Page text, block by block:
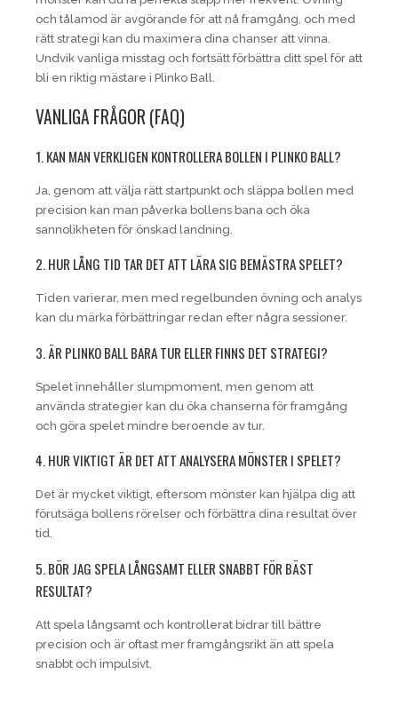
och tålamod är avgörande för att nå framgång, och med
rätt strategi kan du maximera dina chanser att vinna.
Undvik vanliga misstag och fortsätt förbättra ditt spel för att
bli en riktig mästare i Plinko Ball.
VANLIGA FRÅGOR (FAQ)
1. KAN MAN VERKLIGEN KONTROLLERA BOLLEN I PLINKO BALL?
Ja, genom att välja rätt startpunkt och släppa bollen med
precision kan man påverka bollens bana och öka
sannolikheten för önskad landning.
2. HUR LÅNG TID TAR DET ATT LÄRA SIG BEMÄSTRA SPELET?
Tiden varierar, men med regelbunden övning och analys
kan du märka förbättringar redan efter några sessioner.
3. ÄR PLINKO BALL BARA TUR ELLER FINNS DET STRATEGI?
Spelet innehåller slumpmoment, men genom att
använda strategier kan du öka chanserna för framgång
och göra spelet mindre beroende av tur.
4. HUR VIKTIGT ÄR DET ATT ANALYSERA MÖNSTER I SPELET?
Det är mycket viktigt, eftersom mönster kan hjälpa dig att
förutsäga bollens rörelser och förbättra dina resultat över
tid.
5. BÖR JAG SPELA LÅNGSAMT ELLER SNABBT FÖR BÄST
RESULTAT?
Att spela långsamt och kontrollerat bidrar till bättre
precision och är oftast mer framgångsrikt än att spela
snabbt och impulsivt.